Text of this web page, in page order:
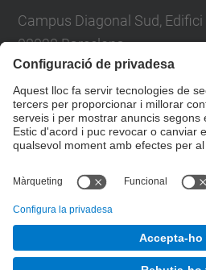
Campus Diagonal Sud, Edifici
08028 Barcelona
E-mail :junta.pasf@upc.edu
Formulari de contacte
Junta PAS Funcionari